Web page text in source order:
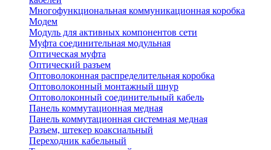
Многофункциональная коммуникационная коробка
Модем
Модуль для активных компонентов сети
Муфта соединительная модульная
Оптическая муфта
Оптический разъем
Оптоволоконная распределительная коробка
Оптоволоконный монтажный шнур
Оптоволоконный соединительный кабель
Панель коммутационная медная
Панель коммутационная системная медная
Разъем, штекер коаксиальный
Переходник кабельный